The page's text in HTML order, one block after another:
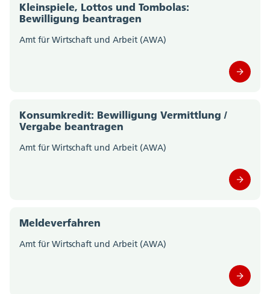
Polizei Kanton Solothurn (0)
Staatskanzlei (0)
Volkswirtschaftsdepartement;
Departementssekretariat (0)
Kleinspiele, Lottos und Tombolas:
Bewilligung beantragen
Amt für Wirtschaft und Arbeit (AWA)
Konsumkredit: Bewilligung Vermittlung /
Vergabe beantragen
Amt für Wirtschaft und Arbeit (AWA)
Meldeverfahren
Amt für Wirtschaft und Arbeit (AWA)